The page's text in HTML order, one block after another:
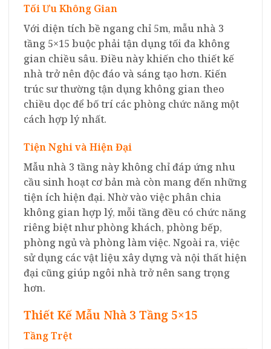
Tối Ưu Không Gian
Với diện tích bề ngang chỉ 5m, mẫu nhà 3
tầng 5×15 buộc phải tận dụng tối đa không
gian chiều sâu. Điều này khiến cho thiết kế
nhà trở nên độc đáo và sáng tạo hơn. Kiến
trúc sư thường tận dụng không gian theo
chiều dọc để bố trí các phòng chức năng một
cách hợp lý nhất.
Tiện Nghi và Hiện Đại
Mẫu nhà 3 tầng này không chỉ đáp ứng nhu
cầu sinh hoạt cơ bản mà còn mang đến những
tiện ích hiện đại. Nhờ vào việc phân chia
không gian hợp lý, mỗi tầng đều có chức năng
riêng biệt như phòng khách, phòng bếp,
phòng ngủ và phòng làm việc. Ngoài ra, việc
sử dụng các vật liệu xây dựng và nội thất hiện
đại cũng giúp ngôi nhà trở nên sang trọng
hơn.
Thiết Kế Mẫu Nhà 3 Tầng 5×15
Tầng Trệt